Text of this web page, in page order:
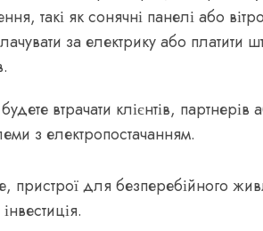
такі як сонячні панелі або
за електрику або платити
втрачати клієнтів, партнерів
з електропостачанням.
пристрої для безперебійного